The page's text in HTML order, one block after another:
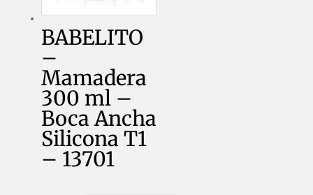
BABELITO
–
Mamadera
300 ml –
Boca Ancha
Silicona T1
– 13701